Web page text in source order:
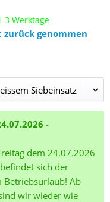
3 Werktage
genommen
-
dem 24.07.2026
sich der
Betriebsurlaub! Ab
wir wieder wie